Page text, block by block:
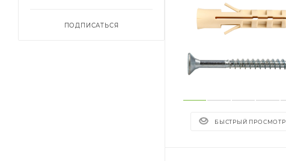
БЫСТРЫЙ ПРОСМОТР
ПОДПИСАТЬСЯ